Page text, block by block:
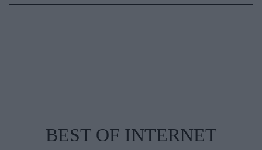
BEST OF INTERNET